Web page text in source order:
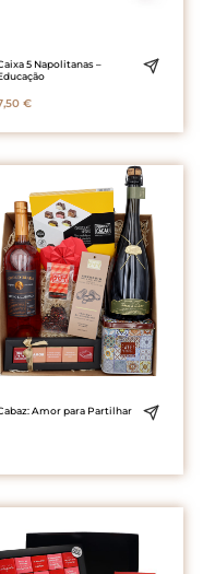
5 Napolitanas –
€
Amor para Partilhar